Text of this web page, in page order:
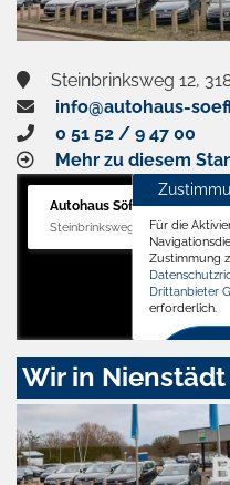
Steinbrinksweg 12,
info@autohaus-
0 51 52 / 9 47 00
Mehr zu diesem
Autohaus Söffker GmbH
Steinbrinksweg 12, 31840
Für die
Zustimmung
Drittanbieter
erforderlich.
Wir in Nienstädt